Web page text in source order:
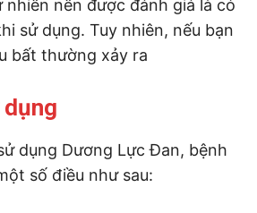
nên được đánh giá là có
sử dụng. Tuy nhiên, nếu bạn
bất thường xảy ra
dụng Dương Lực Đan, bệnh
số điều như sau: